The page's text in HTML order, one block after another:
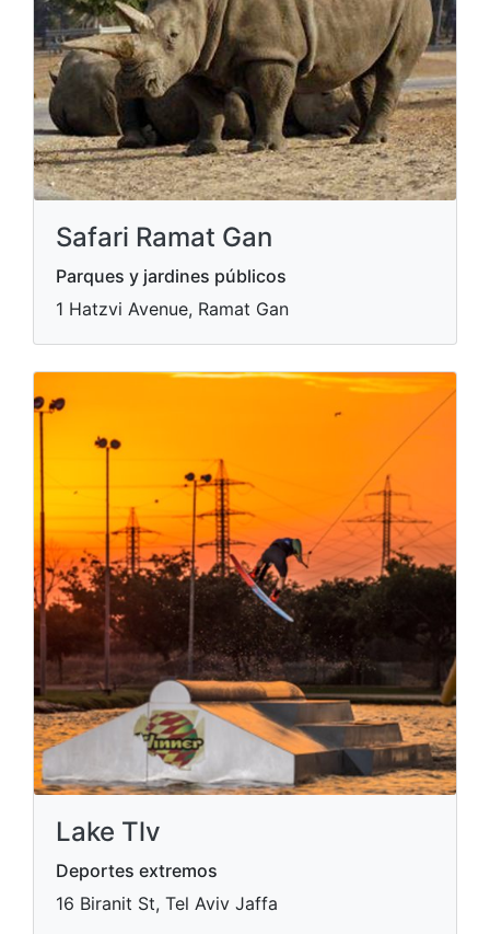
Safari Ramat Gan
Parques y jardines públicos
1 Hatzvi Avenue, Ramat Gan
Lake Tlv
Deportes extremos
16 Biranit St, Tel Aviv Jaffa